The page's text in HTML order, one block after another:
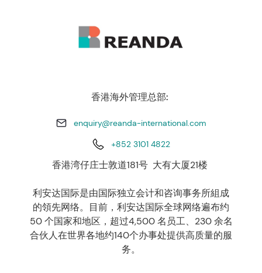
香港海外管理总部:
enquiry@reanda-international.com
+852 3101 4822
香港湾仔庄士敦道181号 大有大厦21楼
利安达国际是由国际独立会计和咨询事务所組成
的領先网络。目前，利安达国际全球网络遍布约
50 个国家和地区，超过4,500 名员工、230 余名
合伙人在世界各地约140个办事处提供高质量的服
务。